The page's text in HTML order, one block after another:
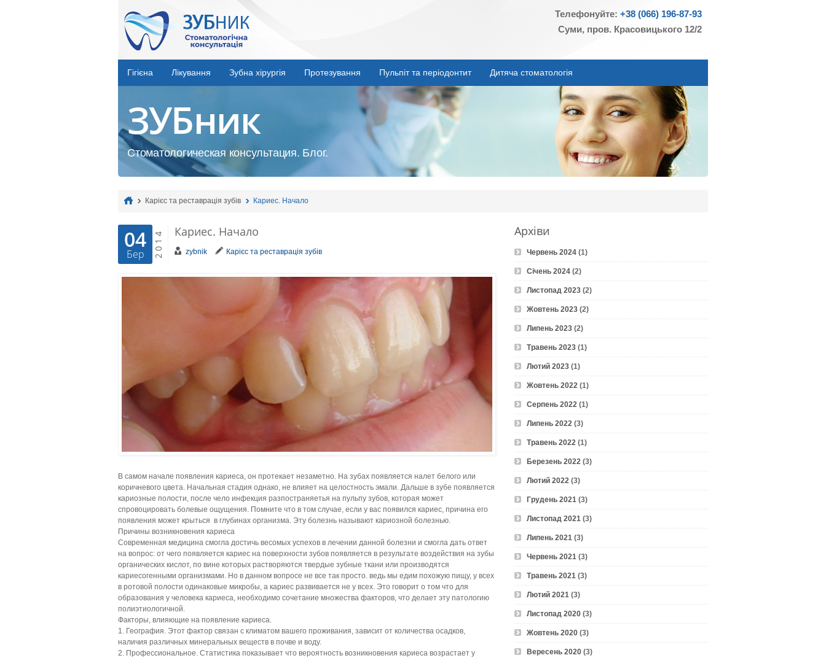
Телефонуйте: +38 (066) 196-87-93
Суми, пров. Красовицького 12/2
Гігієна Лікування Зубна хірургія Протезування Пульпіт та періодонтит Дитяча стоматологія
ЗУБник
Стоматологическая консультация. Блог.
Карієс та реставрація зубів Кариес. Начало
04
Бер 2014 Кариес. Начало
zybnik Карієс та реставрація зубів
В самом начале появления кариеса, он протекает незаметно. На зубах появляется налет белого или
коричневого цвета. Начальная стадия однако, не влияет на целостность эмали. Дальше в зубе появляется
кариозные полости, после чело инфекция разпостраняетья на пульпу зубов, которая может
спровоцировать болевые ощущения. Помните что в том случае, если у вас появился кариес, причина его
появления может крыться в глубинах организма. Эту болезнь называют кариозной болезнью.
Причины возникновения кариеса
Современная медицина смогла достичь весомых успехов в лечении данной болезни и смогла дать ответ
на вопрос: от чего появляется кариес на поверхности зубов появляется в результате воздействия на зубы
органических кислот, по вине которых растворяются твердые зубные ткани или производятся
кариесогенными организмами. Но в данном вопросе не все так просто. ведь мы едим похожую пищу, у всех
в ротовой полости одинаковые микробы, а кариес развивается не у всех. Это говорит о том что для
образования у человека кариеса, необходимо сочетание множества факторов, что делает эту патологию
полиэтиологичной.
Факторы, влияющие на появление кариеса.
1. География. Этот фактор связан с климатом вашего проживания, зависит от количества осадков,
наличия различных минеральных веществ в почве и воду.
2. Профессиональное. Статистика показывает что вероятность возникновения кариеса возрастает у
Архіви
Червень 2024 (1)
Січень 2024 (2)
Листопад 2023 (2)
Жовтень 2023 (2)
Липень 2023 (2)
Травень 2023 (1)
Лютий 2023 (1)
Жовтень 2022 (1)
Серпень 2022 (1)
Липень 2022 (3)
Травень 2022 (1)
Березень 2022 (3)
Лютий 2022 (3)
Грудень 2021 (3)
Листопад 2021 (3)
Липень 2021 (3)
Червень 2021 (3)
Травень 2021 (3)
Лютий 2021 (3)
Листопад 2020 (3)
Жовтень 2020 (3)
Вересень 2020 (3)